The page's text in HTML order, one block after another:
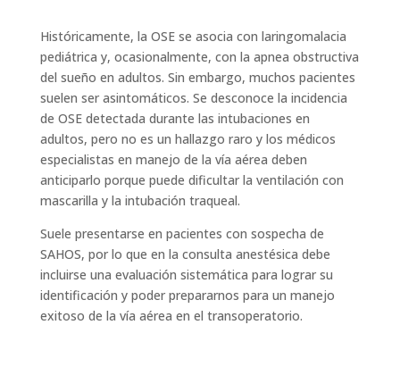
Históricamente, la OSE se asocia con laringomalacia
pediátrica y, ocasionalmente, con la apnea obstructiva
del sueño en adultos. Sin embargo, muchos pacientes
suelen ser asintomáticos. Se desconoce la incidencia
de OSE detectada durante las intubaciones en
adultos, pero no es un hallazgo raro y los médicos
especialistas en manejo de la vía aérea deben
anticiparlo porque puede dificultar la ventilación con
mascarilla y la intubación traqueal.
Suele presentarse en pacientes con sospecha de
SAHOS, por lo que en la consulta anestésica debe
incluirse una evaluación sistemática para lograr su
identificación y poder prepararnos para un manejo
exitoso de la vía aérea en el transoperatorio.